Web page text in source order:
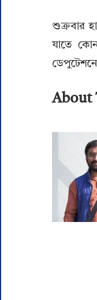
শুক্রবার
যাতে
About